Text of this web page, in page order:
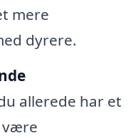
mere
dyrere.
allerede har et
være